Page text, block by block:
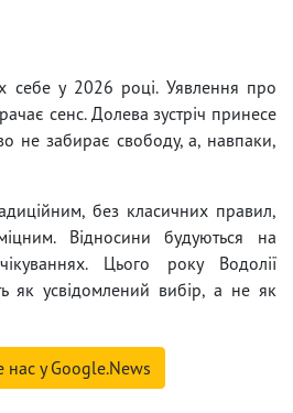
себе у 2026 році. Уявлення про
сенс. Долева зустріч принесе
не забирає свободу, а, навпаки,
без класичних правил,
Відносини будуються на
Цього року Водолії
як усвідомлений вибір, а не як
нас у Google.News